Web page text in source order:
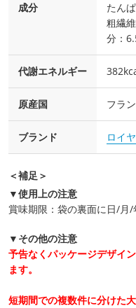
成分
たん
粗繊
分：
代謝エネルギー
原産国 フラ
ブランド ロイ
＜補足＞
▼使用上の注意
賞味期限：袋の裏面に日/月/
▼その他の注意
予告なくパッケージデザイ
ます。
短期間での複数件に分けた